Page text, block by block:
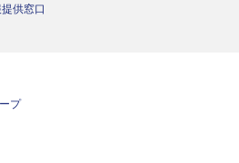
供窓口
プ